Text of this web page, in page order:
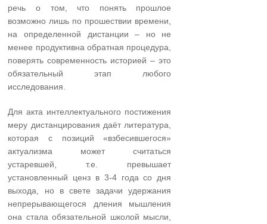
речь о том, что понять прошлое
возможно лишь по прошествии времени,
на определенной дистанции – но не
менее продуктивна обратная процедура,
поверять современность историей – это
обязательный этап любого
исследования.
Для акта интеллектуального постижения
меру дистанцирования даёт литература,
которая с позиций «взбесившегося»
актуализма может считаться
устаревшей, т.е. превышает
установленный ценз в 3-4 года со дня
выхода, но в свете задачи удержания
непрерывающегося дления мышления
она стала обязательной школой мысли,